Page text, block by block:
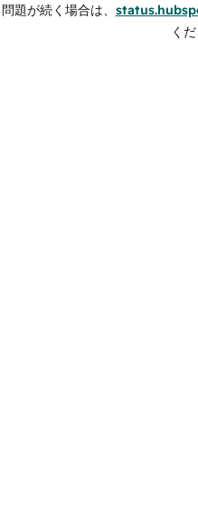
問題が続く場合は、
くだ